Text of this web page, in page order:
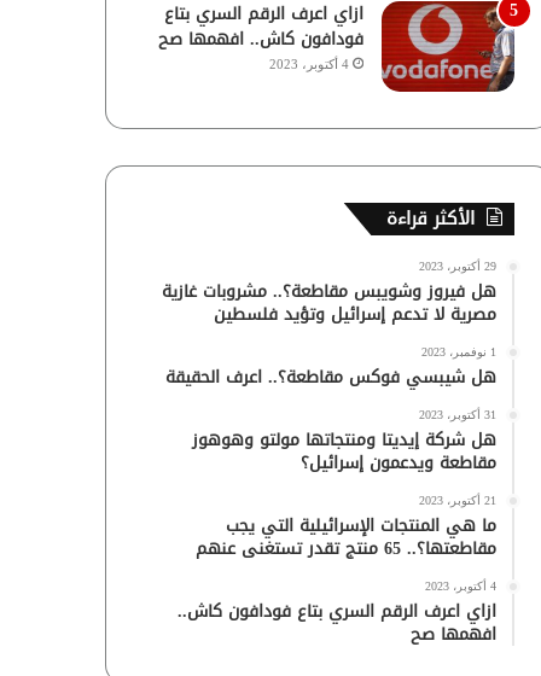
ازاي اعرف الرقم السري بتاع
فودافون كاش.. افهمها صح
4 أكتوبر، 2023
الأكثر قراءة
29 أكتوبر، 2023
هل فيروز وشويبس مقاطعة؟.. مشروبات غازية
مصرية لا تدعم إسرائيل وتؤيد فلسطين
1 نوفمبر، 2023
هل شيبسي فوكس مقاطعة؟.. اعرف الحقيقة
31 أكتوبر، 2023
هل شركة إيديتا ومنتجاتها مولتو وهوهوز
مقاطعة ويدعمون إسرائيل؟
21 أكتوبر، 2023
ما هي المنتجات الإسرائيلية التي يجب
مقاطعتها؟.. 65 منتج تقدر تستغنى عنهم
4 أكتوبر، 2023
ازاي اعرف الرقم السري بتاع فودافون كاش..
افهمها صح